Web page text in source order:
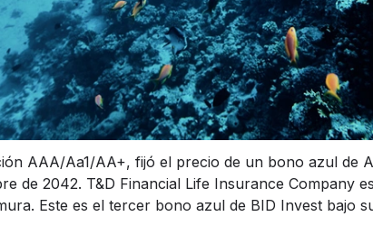
AAA/Aa1/AA+, fijó el precio de un bono azul de
de 2042. T&D Financial Life Insurance Company
Este es el tercer bono azul de BID Invest bajo